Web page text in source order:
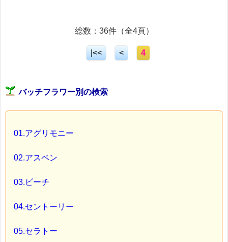
総数：36件（全4頁）
|<< < 4
バッチフラワー別の検索
01.アグリモニー
02.アスペン
03.ビーチ
04.セントーリー
05.セラトー